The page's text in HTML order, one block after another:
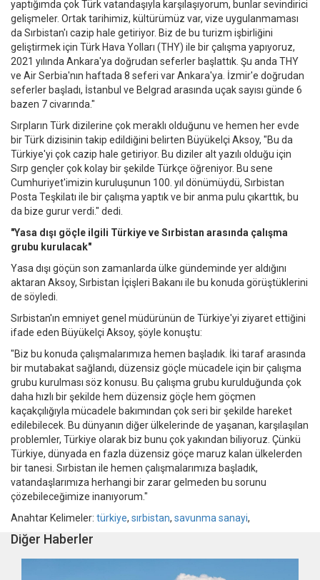
yaptığımda çok Türk vatandaşıyla karşılaşıyorum, bunlar sevindirici
gelişmeler. Ortak tarihimiz, kültürümüz var, vize uygulanmaması
da Sırbistan'ı cazip hale getiriyor. Biz de bu turizm işbirliğini
geliştirmek için Türk Hava Yolları (THY) ile bir çalışma yapıyoruz,
2021 yılında Ankara'ya doğrudan seferler başlattık. Şu anda THY
ve Air Serbia'nın haftada 8 seferi var Ankara'ya. İzmir'e doğrudan
seferler başladı, İstanbul ve Belgrad arasında uçak sayısı günde 6
bazen 7 civarında."
Sırpların Türk dizilerine çok meraklı olduğunu ve hemen her evde
bir Türk dizisinin takip edildiğini belirten Büyükelçi Aksoy, "Bu da
Türkiye'yi çok cazip hale getiriyor. Bu diziler alt yazılı olduğu için
Sırp gençler çok kolay bir şekilde Türkçe öğreniyor. Bu sene
Cumhuriyet'imizin kuruluşunun 100. yıl dönümüydü, Sırbistan
Posta Teşkilatı ile bir çalışma yaptık ve bir anma pulu çıkarttık, bu
da bize gurur verdi." dedi.
"Yasa dışı göçle ilgili Türkiye ve Sırbistan arasında çalışma
grubu kurulacak"
Yasa dışı göçün son zamanlarda ülke gündeminde yer aldığını
aktaran Aksoy, Sırbistan İçişleri Bakanı ile bu konuda görüştüklerini
de söyledi.
Sırbistan'ın emniyet genel müdürünün de Türkiye'yi ziyaret ettiğini
ifade eden Büyükelçi Aksoy, şöyle konuştu:
"Biz bu konuda çalışmalarımıza hemen başladık. İki taraf arasında
bir mutabakat sağlandı, düzensiz göçle mücadele için bir çalışma
grubu kurulması söz konusu. Bu çalışma grubu kurulduğunda çok
daha hızlı bir şekilde hem düzensiz göçle hem göçmen
kaçakçılığıyla mücadele bakımından çok seri bir şekilde hareket
edilebilecek. Bu dünyanın diğer ülkelerinde de yaşanan, karşılaşılan
problemler, Türkiye olarak biz bunu çok yakından biliyoruz. Çünkü
Türkiye, dünyada en fazla düzensiz göçe maruz kalan ülkelerden
bir tanesi. Sırbistan ile hemen çalışmalarımıza başladık,
vatandaşlarımıza herhangi bir zarar gelmeden bu sorunu
çözebileceğimize inanıyorum."
Anahtar Kelimeler: türkiye, sırbistan, savunma sanayi,
Diğer Haberler